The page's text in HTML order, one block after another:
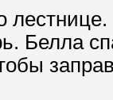
Белла